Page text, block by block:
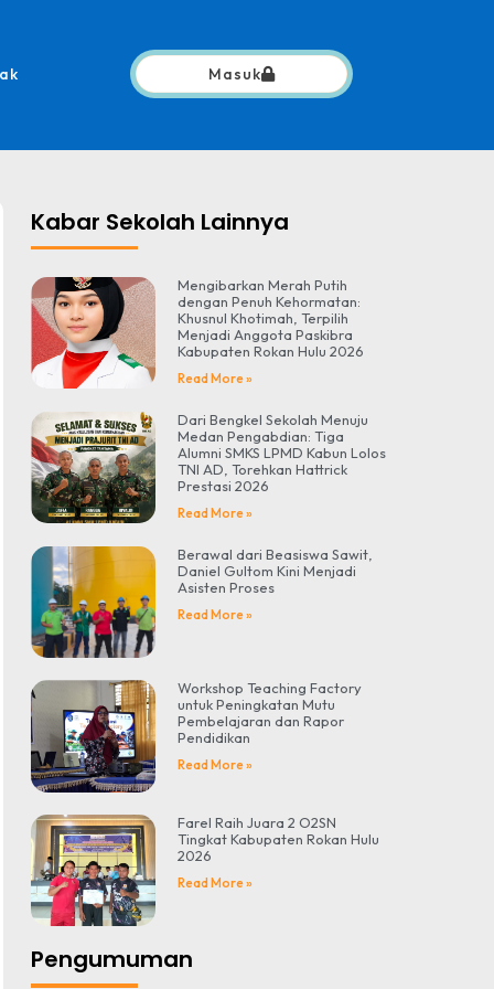
Masuk
Kabar Sekolah Lainnya
Mengibarkan Merah Putih
dengan Penuh Kehormatan:
Khusnul Khotimah, Terpilih
Menjadi Anggota Paskibra
Kabupaten Rokan Hulu 2026
Read More »
Dari Bengkel Sekolah Menuju
Medan Pengabdian: Tiga
Alumni SMKS LPMD Kabun Lolos
TNI AD, Torehkan Hattrick
Prestasi 2026
Read More »
Berawal dari Beasiswa Sawit,
Daniel Gultom Kini Menjadi
Asisten Proses
Read More »
Workshop Teaching Factory
untuk Peningkatan Mutu
Pembelajaran dan Rapor
Pendidikan
Read More »
Farel Raih Juara 2 O2SN
Tingkat Kabupaten Rokan Hulu
2026
Read More »
Pengumuman